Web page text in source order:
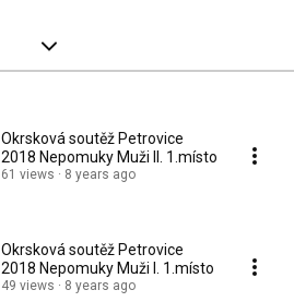
Okrsková soutěž Petrovice
2018 Nepomuky Muži II. 1.místo
61 views 8 years ago
Okrsková soutěž Petrovice
2018 Nepomuky Muži I. 1.místo
49 views 8 years ago